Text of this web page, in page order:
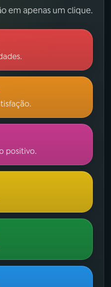
em apenas um clique.
positivo.